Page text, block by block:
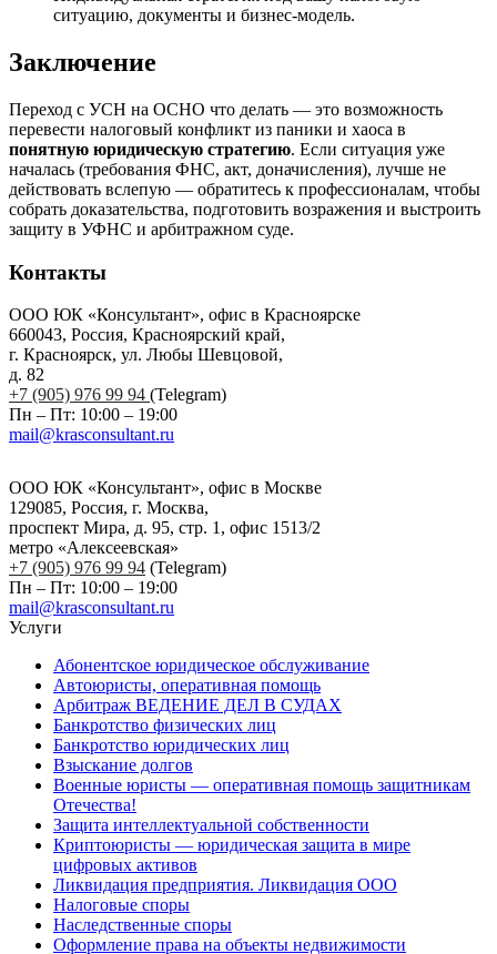
ситуацию, документы и бизнес-модель.
Заключение
Переход с УСН на ОСНО что делать — это возможность
перевести налоговый конфликт из паники и хаоса в
понятную юридическую стратегию. Если ситуация уже
началась (требования ФНС, акт, доначисления), лучше не
действовать вслепую — обратитесь к профессионалам, чтобы
собрать доказательства, подготовить возражения и выстроить
защиту в УФНС и арбитражном суде.
Контакты
ООО ЮК «Консультант», офис в Красноярске
660043, Россия, Красноярский край,
г. Красноярск, ул. Любы Шевцовой,
д. 82
+7 (905) 976 99 94 (Telegram)
Пн – Пт: 10:00 – 19:00
mail@krasconsultant.ru
ООО ЮК «Консультант», офис в Москве
129085, Россия, г. Москва,
проспект Мира, д. 95, стр. 1, офис 1513/2
метро «Алексеевская»
+7 (905) 976 99 94 (Telegram)
Пн – Пт: 10:00 – 19:00
mail@krasconsultant.ru
Услуги
Абонентское юридическое обслуживание
Автоюристы, оперативная помощь
Арбитраж ВЕДЕНИЕ ДЕЛ В СУДАХ
Банкротство физических лиц
Банкротство юридических лиц
Взыскание долгов
Военные юристы — оперативная помощь защитникам
Отечества!
Защита интеллектуальной собственности
Криптоюристы — юридическая защита в мире
цифровых активов
Ликвидация предприятия. Ликвидация ООО
Налоговые споры
Наследственные споры
Оформление права на объекты недвижимости